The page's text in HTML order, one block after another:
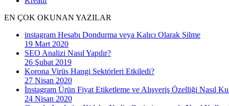
EN ÇOK OKUNAN YAZILAR
instagram Hesabı Dondurma veya Kalıcı Olarak Silme
19 Mart 2020
SEO Analizi Nasıl Yapılır?
26 Şubat 2019
Korona Virüs Hangi Sektörleri Etkiledi?
27 Nisan 2020
İnstagram Ürün Fiyat Etiketleme ve Alışveriş Özelliği Nasıl
24 Nisan 2020